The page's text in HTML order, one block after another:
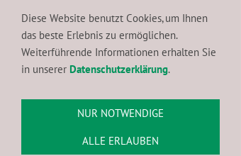
traditionsreichen
Neusser Jägerkorps
1823unter dem
Dach desNeusser
, der
1823 gegründet
Diese Website benutzt Cookies, um Ihnen
das beste Erlebnis zu ermöglichen.
Weiterführende Informationen erhalten Sie
in unserer Datenschutzerklärung.
NUR NOTWENDIGE
ALLE ERLAUBEN